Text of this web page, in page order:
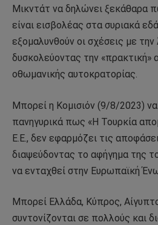
Μικντάτ να δηλώνει ξεκάθαρα
είναι εισβολέας στα συριακά
εξομαλυνθούν οι σχέσεις με
δυσκολεύοντας την «πρακτική»
οθωμανικής αυτοκρατορίας.
Μπορεί η Κομισιόν (9/8/2023)
πανηγυρικά πως «Η Τουρκία
Ε.Ε., δεν εφαρμόζει τις
διαψεύδοντας το αφήγημα της
να ενταχθεί στην Ευρωπαϊκή
Μπορεί Ελλάδα, Κύπρος,
συντονίζονται σε πολλούς και